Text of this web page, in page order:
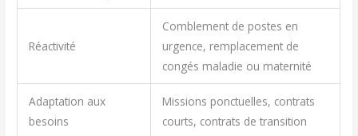
Réactivité
Comblement de postes en
urgence, remplacement de
congés maladie ou maternité
Adaptation aux
besoins
Missions ponctuelles, contrats
courts, contrats de transition